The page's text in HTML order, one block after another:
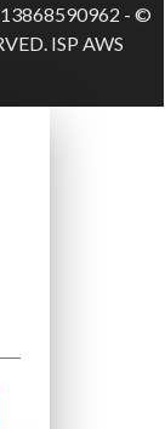
- ©
ISP AWS